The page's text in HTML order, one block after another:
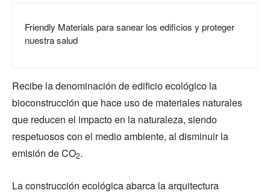
Friendly Materials para sanear los edificios y proteger
nuestra salud
Recibe la denominación de edificio ecológico la
bioconstrucción que hace uso de materiales naturales
que reducen el impacto en la naturaleza, siendo
respetuosos con el medio ambiente, al disminuir la
emisión de CO2.
La construcción ecológica abarca la arquitectura